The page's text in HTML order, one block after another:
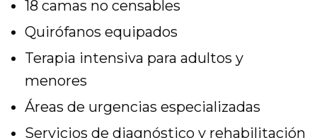
18 camas no censables
Quirófanos equipados
Terapia intensiva para adultos y
menores
Áreas de urgencias especializadas
Servicios de diagnóstico y rehabilitación